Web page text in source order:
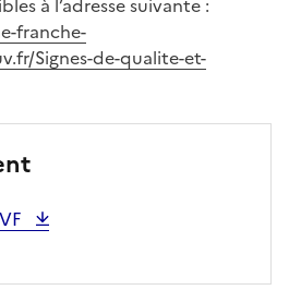
franche-
Signes-de-qualite-et-